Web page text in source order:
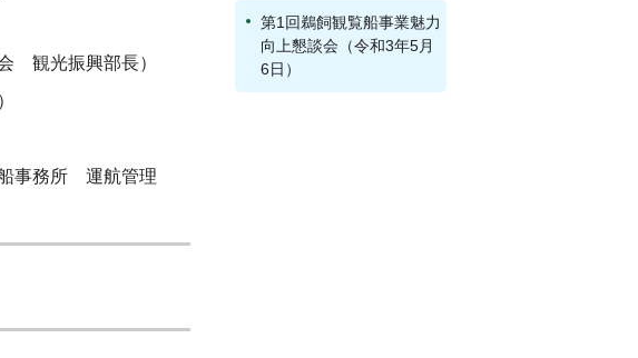
観光振興部長）
事務所 運航管理
第1回鵜飼観覧船事業魅力
向上懇談会（令和3年5月
6日）